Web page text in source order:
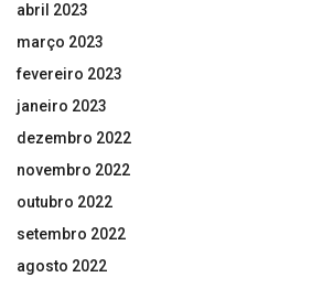
abril 2023
março 2023
fevereiro 2023
janeiro 2023
dezembro 2022
novembro 2022
outubro 2022
setembro 2022
agosto 2022